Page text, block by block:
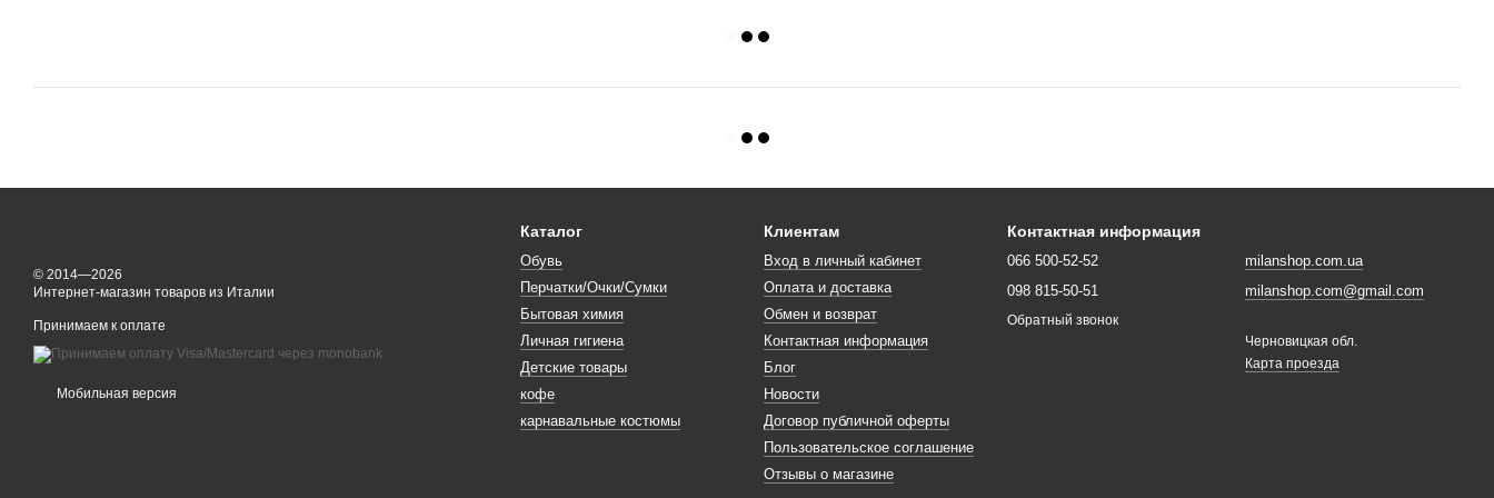
© 2014—2026
Интернет-магазин товаров из Италии
Принимаем к оплате
Мобильная версия
Каталог
Обувь
Перчатки/Очки/Сумки
Бытовая химия
Личная гигиена
Детские товары
кофе
карнавальные костюмы
Клиентам
Вход в личный кабинет
Оплата и доставка
Обмен и возврат
Контактная информация
Блог
Новости
Договор публичной оферты
Пользовательское соглашение
Отзывы о магазине
Контактная информация
066 500-52-52
098 815-50-51
Обратный звонок
milanshop.com.ua
milanshop.com@gmail.com
Черновицкая обл.
Карта проезда